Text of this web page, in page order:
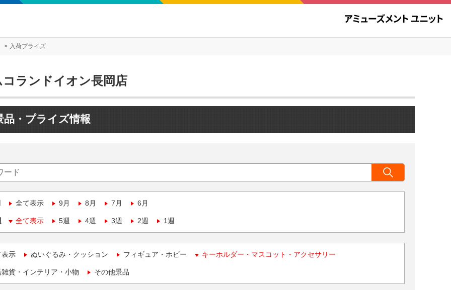
入荷プライズ
ランドイオン長岡店
品・プライズ情報
全て表示 9月 8月 7月 6月
全て表示 5週 4週 3週 2週 1週
表示 ぬいぐるみ・クッション フィギュア・ホビー キーホルダー・マスコット・アクセサリー
貨・インテリア・小物 その他景品